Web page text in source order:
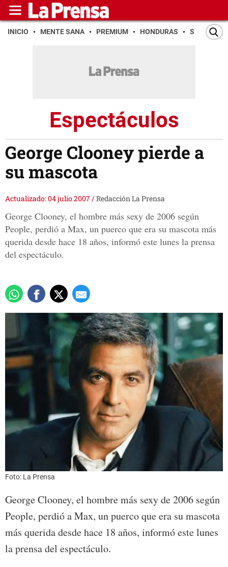
INICIO MENTE SANA PREMIUM HONDURAS SAN PEDRO
Espectáculos
George Clooney pierde a
su mascota
Actualizado: 04 julio 2007/Redacción La Prensa
George Clooney, el hombre más sexy de 2006 según
People, perdió a Max, un puerco que era su mascota más
querida desde hace 18 años, informó este lunes la prensa
del espectáculo.
Foto: La Prensa
George Clooney, el hombre más sexy de 2006 según
People, perdió a Max, un puerco que era su mascota
más querida desde hace 18 años, informó este lunes
la prensa del espectáculo.